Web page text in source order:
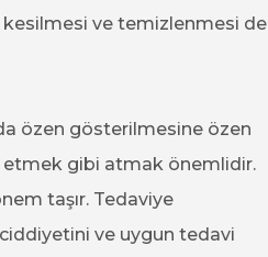
kesilmesi ve temizlenmesi de
özen gösterilmesine özen
etmek gibi atmak önemlidir.
taşır. Tedaviye
ve uygun tedavi